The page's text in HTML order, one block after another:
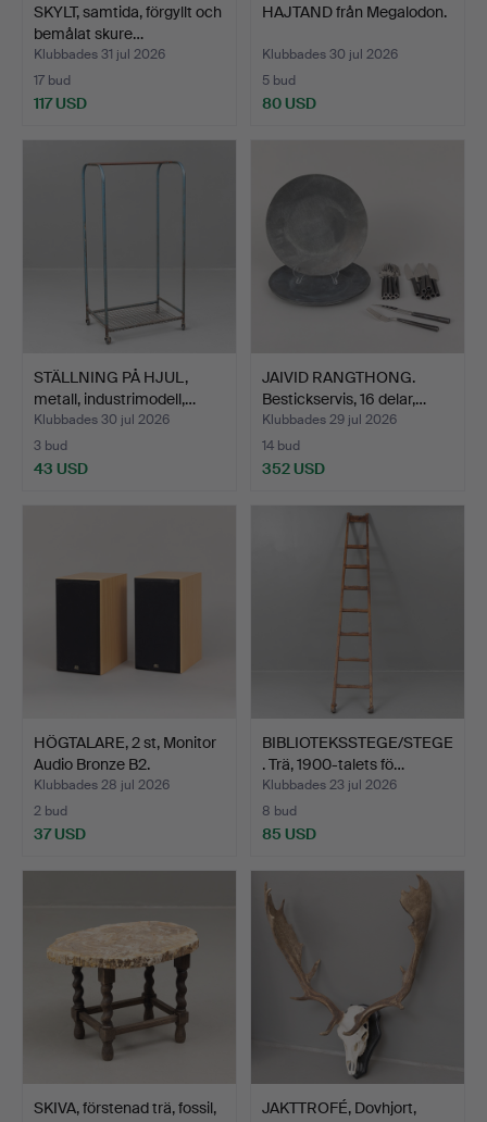
SKYLT, samtida, förgyllt och
bemålat skure…
Klubbades 31 jul 2026
17 bud
117 USD
HAJTAND från Megalodon.
Klubbades 30 jul 2026
5 bud
80 USD
STÄLLNING PÅ HJUL,
metall, industrimodell,…
Klubbades 30 jul 2026
3 bud
43 USD
JAIVID RANGTHONG.
Bestickservis, 16 delar,…
Klubbades 29 jul 2026
14 bud
352 USD
HÖGTALARE, 2 st, Monitor
Audio Bronze B2.
Klubbades 28 jul 2026
2 bud
37 USD
BIBLIOTEKSSTEGE/STEGE
. Trä, 1900-talets fö…
Klubbades 23 jul 2026
8 bud
85 USD
SKIVA, förstenad trä, fossil,
JAKTTROFÉ, Dovhjort,